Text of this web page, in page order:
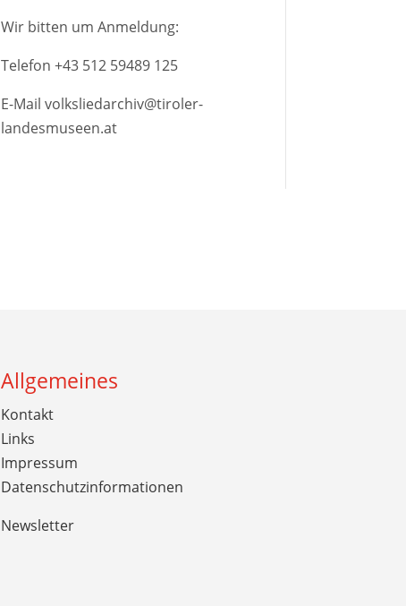
Wir bitten um Anmeldung:
Telefon +43 512 59489 125
E-Mail volksliedarchiv@tiroler-
landesmuseen.at
Allgemeines
Kontakt
Links
Impressum
Datenschutzinformationen
Newsletter